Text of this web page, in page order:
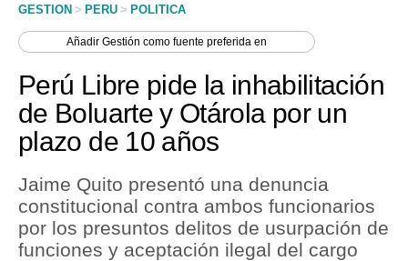
Economía
Mercados
Política
Tu Dinero
GESTION > PERU > POLITICA
AñadirGestión como fuente preferida en
Perú Libre pide la inhabilitación
de Boluarte y Otárola por un
plazo de 10 años
Jaime Quito presentó una denuncia
constitucional contra ambos funcionarios
por los presuntos delitos de usurpación de
funciones y aceptación ilegal del cargo